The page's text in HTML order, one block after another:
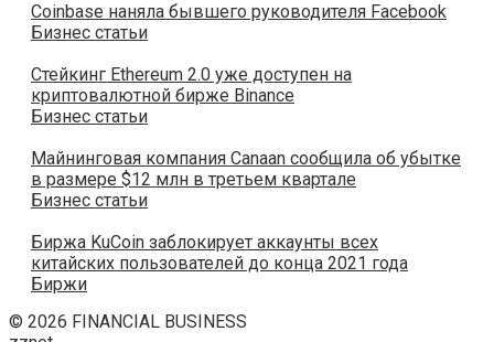
Coinbase наняла бывшего руководителя Facebook
Бизнес статьи
Стейкинг Ethereum 2.0 уже доступен на
криптовалютной бирже Binance
Бизнес статьи
Майнинговая компания Canaan сообщила об убытке
в размере $12 млн в третьем квартале
Бизнес статьи
Биржа KuCoin заблокирует аккаунты всех
китайских пользователей до конца 2021 года
Биржи
© 2026 FINANCIAL BUSINESS